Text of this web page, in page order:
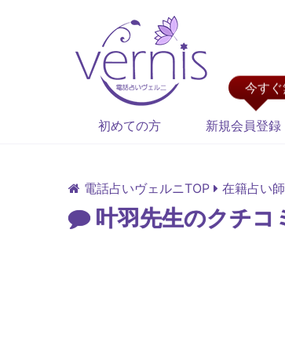
今すぐ
初めての方 新規会員登録
電話占いヴェルニTOP 在籍占い
叶羽先生のクチコ